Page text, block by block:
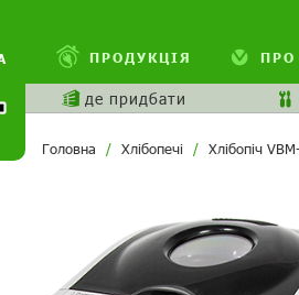
ПРОДУКЦІЯ ПРО
де придбати
Головна Хлібопечі Хлібопіч